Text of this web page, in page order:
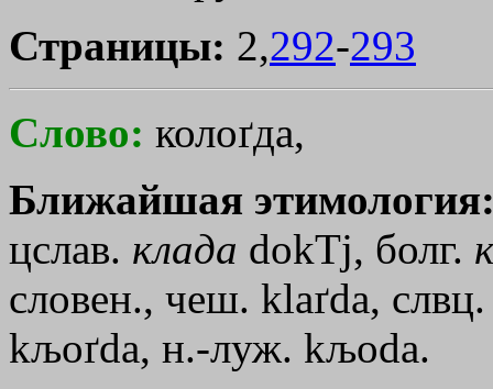
Страницы: 2,292-293
Слово: колоґда,
Ближайшая
цслав. клада dokТj, болг.
словен., чеш. klaґda,
kљoґda, н.-луж. kљоdа.